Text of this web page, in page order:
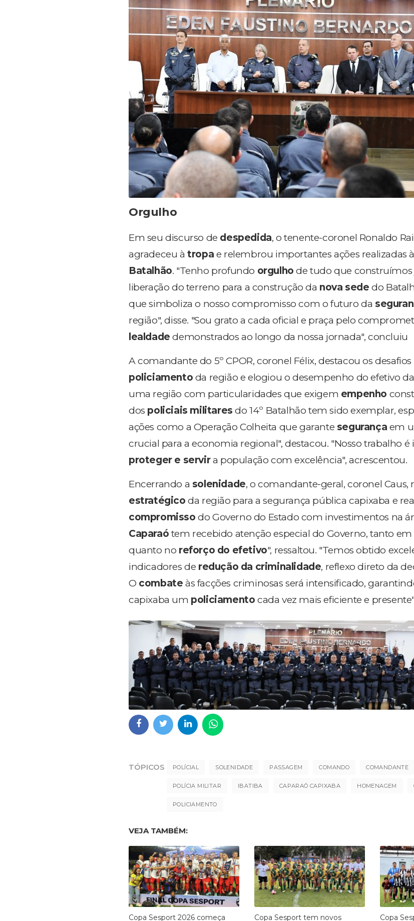
Orgulho
Em seu discurso de despedida, o tenente-coronel Ronaldo
agradeceu àtropa e relembrou importantes ações realizadas
Batalhão. "Tenho profundo orgulho de tudo que construímos
liberação do terreno para a construção da nova sede do
que simboliza o nosso compromisso com o futuro da
região", disse. "Sou grato a cada oficial e praça pelo
lealdade demonstrados ao longo da nossa jornada", concluiu
A comandante do 5º CPOR, coronel Félix, destacou os
policiamento da região e elogiou o desempenho do efetivo da
uma região com particularidades que exigem empenho
dos policiais militares do 14º Batalhão tem sido exemplar,
ações como a Operação Colheita que garante segurança em
crucial para a economia regional", destacou. "Nosso trabalho é
proteger e servira população com excelência", acrescentou.
Encerrando a solenidade, o comandante-geral, coronel Caus,
estratégico da região para a segurança pública capixaba e
compromisso do Governo do Estado com investimentos na
Caparaó tem recebido atenção especial do Governo, tanto
quanto no reforço do efetivo", ressaltou. "Temos obtido
indicadores de redução da criminalidade, reflexo direto da
O combate às facções criminosas será intensificado,
capixaba um policiamento cada vez mais eficiente e
TÓPICOS POLÍCIAL SOLENIDADE PASSAGEM COMANDO COMANDANTE
POLÍCIA MILITAR IBATIBA CAPARAÓ CAPIXABA HOMENAGEM
POLICIAMENTO
VEJA TAMBÉM:
Copa Sesport 2026 começa Copa Sesport tem novos Copa